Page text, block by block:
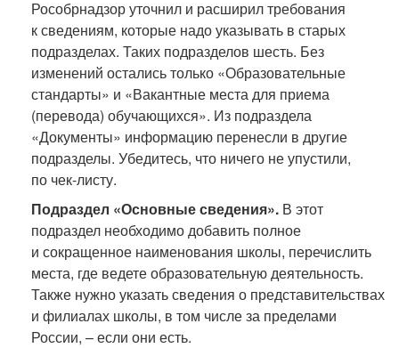
Рособрнадзор уточнил и расширил требования
к сведениям, которые надо указывать в старых
подразделах. Таких подразделов шесть. Без
изменений остались только «Образовательные
стандарты» и «Вакантные места для приема
(перевода) обучающихся». Из подраздела
«Документы» информацию перенесли в другие
подразделы. Убедитесь, что ничего не упустили,
по чек-листу.
Подраздел «Основные сведения». В этот
подраздел необходимо добавить полное
и сокращенное наименования школы, перечислить
места, где ведете образовательную деятельность.
Также нужно указать сведения о представительствах
и филиалах школы, в том числе за пределами
России, – если они есть.